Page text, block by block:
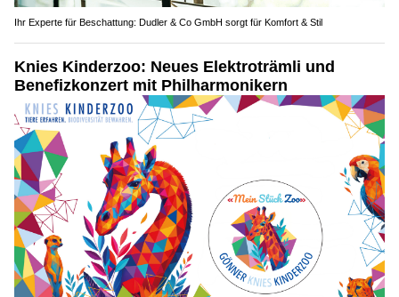
Ihr Experte für Beschattung: Dudler & Co GmbH sorgt für Komfort & Stil
Knies Kinderzoo: Neues Elektroträmli und
Benefizkonzert mit Philharmonikern